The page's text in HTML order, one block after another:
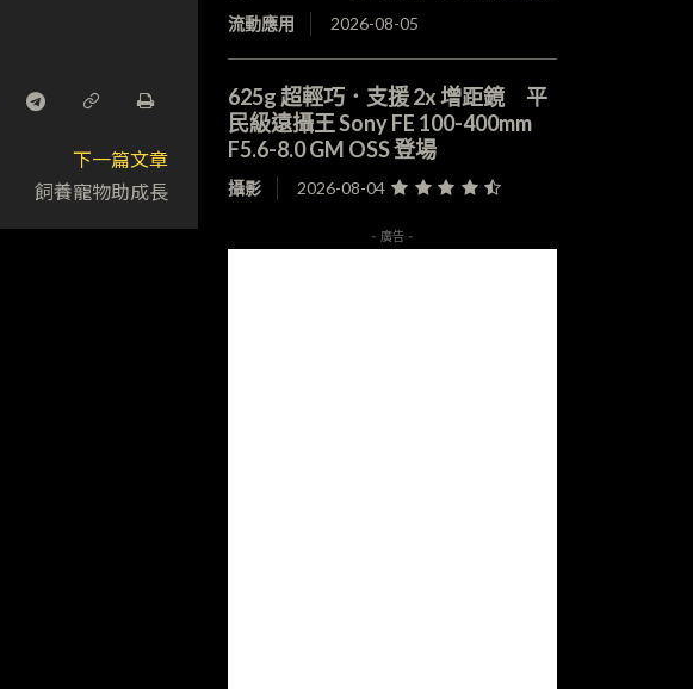
下一篇文章
飼養寵物助成長
流動應用 2026-08-05
625g 超輕巧．支援 2x 增距鏡 平
民級遠攝王 Sony FE 100-400mm
F5.6-8.0 GM OSS 登場
攝影 2026-08-04
- 廣告 -